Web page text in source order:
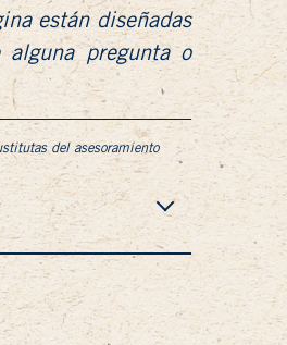
están diseñadas
pregunta o
del asesoramiento